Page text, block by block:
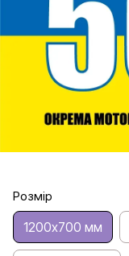
Розмір
1200х700 мм